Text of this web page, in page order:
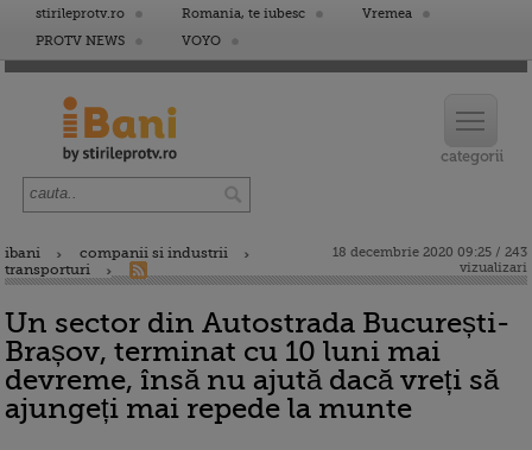
stirileprotv.ro Romania, te iubesc
Vremea
PROTV NEWS
VOYO
ibani
companii si industrii
transporturi
18 decembrie 2020 09:25 / 243
vizualizari
Un sector din Autostrada București-
Brașov, terminat cu 10 luni mai
devreme, însă nu ajută dacă vreți să
ajungeți mai repede la munte